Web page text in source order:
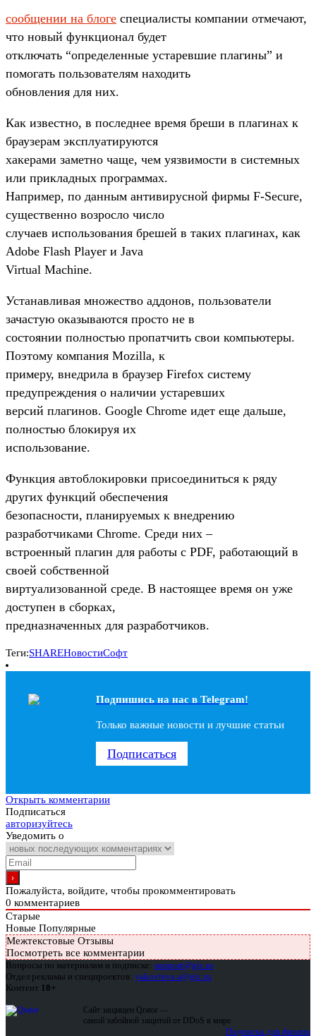
сообщении на блоге специалисты компании отмечают,
что новый функционал будет
отключать “определенные устаревшие плагины” и
помогать пользователям находить
обновления для них.
Как известно, в последнее время бреши в плагинах к
браузерам эксплуатируются
хакерами заметно чаще, чем уязвимости в системных
или прикладных программах.
Например, по данным антивирусной фирмы F-Secure,
существенно возросло число
случаев использования брешей в таких плагинах, как
Adobe Flash Player и Java
Virtual Machine.
Устанавливая множество аддонов, пользователи
зачастую оказываются просто не в
состоянии полностью пропатчить свои компьютеры.
Поэтому компания Mozilla, к
примеру, внедрила в браузер Firefox систему
предупреждения о наличии устаревших
версий плагинов. Google Chrome идет еще дальше,
полностью блокируя их
использование.
Функция автоблокировки присоединиться к ряду
других функций обеспечения
безопасности, планируемых к внедрению
разработчиками Chrome. Среди них –
встроенный плагин для работы с PDF, работающий в
своей собственной
виртуализованной среде. В настоящее время он уже
доступен в сборках,
предназначенных для разработчиков.
Теги:SHAREНовостиСофт
Подпишись на наc в Telegram!
Только важные новости и лучшие статьи
Подписаться
Открыть комментарии
Подписаться
авторизуйтесь
Уведомить о
Пожалуйста, войдите, чтобы прокомментировать
0 комментариев
Старые
Новые Популярные
Межтекстовые Отзывы
Посмотреть все комментарии
Вопросы по материалам и подписке: support@glc.ru
Отдел рекламы и спецпроектов: yakovleva.a@glc.ru
Контент 18+
Сайт защищен Qrator —
самой забойной защитой от DDoS в мире
Подписка для физлиц